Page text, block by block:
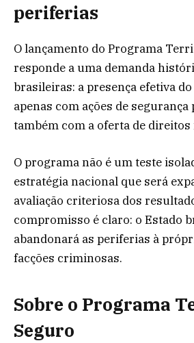
periferias
O lançamento do Programa
responde a uma demanda
brasileiras: a presença efetiva do
apenas com ações de segurança
também com a oferta de
O programa não é um teste
estratégia nacional que será
avaliação criteriosa dos
compromisso é claro: o Estado
abandonará as periferias à
facções criminosas.
Sobre o Programa
Seguro